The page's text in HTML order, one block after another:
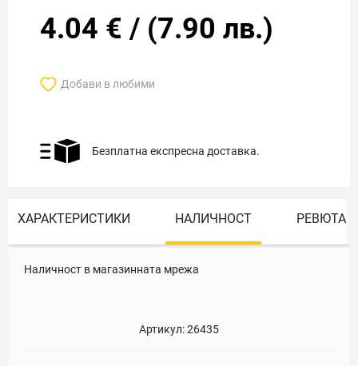
4.04 € / (7.90 лв.)
Добави в любими
Безплатна експресна доставка.
ХАРАКТЕРИСТИКИ НАЛИЧНОСТ РЕВЮТА
Наличност в магазинната мрежа
Артикул:26435